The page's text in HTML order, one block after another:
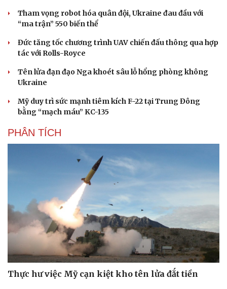
Cải chính
Tham vọng robot hóa quân đội, Ukraine đau đầu với
“ma trận” 550 biến thể
Đức tăng tốc chương trình UAV chiến đấu thông qua hợp
tác với Rolls-Royce
Tên lửa đạn đạo Nga khoét sâu lỗ hổng phòng không
Ukraine
Mỹ duy trì sức mạnh tiêm kích F-22 tại Trung Đông
bằng “mạch máu” KC-135
PHÂN TÍCH
Thực hư việc Mỹ cạn kiệt kho tên lửa đắt tiền